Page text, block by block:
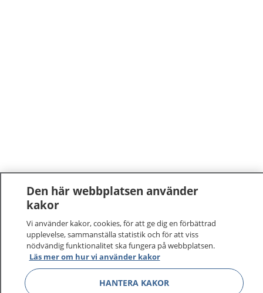
Den här webbplatsen använder
kakor
Vi använder kakor, cookies, för att ge dig en förbättrad
upplevelse, sammanställa statistik och för att viss
nödvändig funktionalitet ska fungera på webbplatsen.
Läs mer om hur vi använder kakor
HANTERA KAKOR